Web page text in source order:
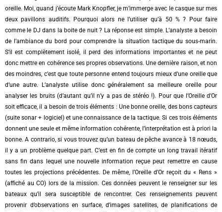
oreille. Moi, quand j’écoute Mark Knopfler, je m’immerge avec le casque sur mes
deux pavillons auditifs. Pourquoi alors ne l’utiliser qu’à 50 % ? Pour faire
comme le DJ dans la boite de nuit ? La réponse est simple. L’analyste a besoin
de l’ambiance du bord pour comprendre la situation tactique du sous-marin.
S’il est complètement isolé, il perd des informations importantes et ne peut
donc mettre en cohérence ses propres observations. Une dernière raison, et non
des moindres, c’est que toute personne entend toujours mieux d’une oreille que
d’une autre. L’analyste utilise donc généralement sa meilleure oreille pour
analyser les bruits (d’autant qu’il n’y a pas de stéréo !). Pour que l’Oreille d’Or
soit efficace, il a besoin de trois éléments : Une bonne oreille, des bons capteurs
(suite sonar + logiciel) et une connaissance de la tactique. Si ces trois éléments
donnent une seule et même information cohérente, l’interprétation est à priori la
bonne. A contrario, si vous trouvez qu’un bateau de pêche avance à 18 nœuds,
il y a un problème quelque part. C’est en fin de compte un long travail itératif
sans fin dans lequel une nouvelle information reçue peut remettre en cause
toutes les projections précédentes. De même, l’Oreille d’Or reçoit du « Rens »
(affiché au CO) lors de la mission. Ces données peuvent le renseigner sur les
bateaux qu’il sera susceptible de rencontrer. Ces renseignements peuvent
provenir d’observations en surface, d’images satellites, de planifications de